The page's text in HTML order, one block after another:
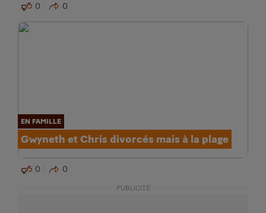
0 0
EN FAMILLE
Gwyneth et Chris divorcés mais à la plage
0 0
PUBLICITÉ